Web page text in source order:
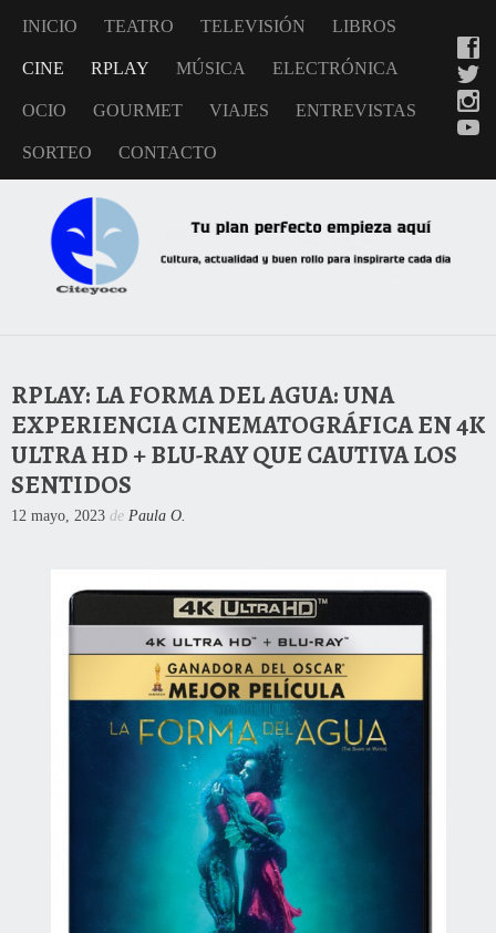
INICIO TEATRO TELEVISIÓN LIBROS
CINE RPLAY MÚSICA ELECTRÓNICA
OCIO GOURMET VIAJES ENTREVISTAS
SORTEO CONTACTO
RPLAY: LA FORMA DEL AGUA: UNA
EXPERIENCIA CINEMATOGRÁFICA EN 4K
ULTRA HD + BLU-RAY QUE CAUTIVA LOS
SENTIDOS
12 mayo, 2023 de Paula O.